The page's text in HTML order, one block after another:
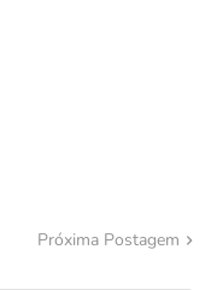
Próxima Postagem